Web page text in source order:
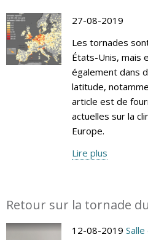
27-08-2019
Les tornades
États-Unis, mais
également dans
latitude,
article est de
actuelles sur la
Europe.
Lire plus
Retour sur la tornade
12-08-2019